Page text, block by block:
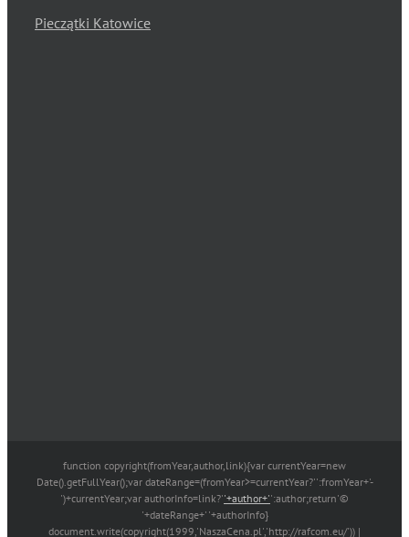
Pieczątki Katowice
function copyright(fromYear,author,link){var currentYear=new
Date().getFullYear();var dateRange=(fromYear>=currentYear?'':fromYear+'-
')+currentYear;var authorInfo=link?''+author+'':author;return'©
'+dateRange+' '+authorInfo}
document.write(copyright(1999,'NaszaCena.pl','http://rafcom.eu/')) |